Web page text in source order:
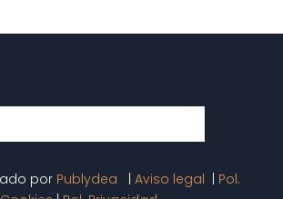
por Publydea |Aviso legal
Pol.